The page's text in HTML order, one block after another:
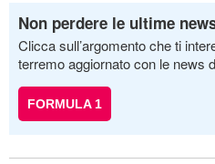
Non perdere le ultime
Clicca sull’argomento che ti
terremo aggiornato con le news
FORMULA 1